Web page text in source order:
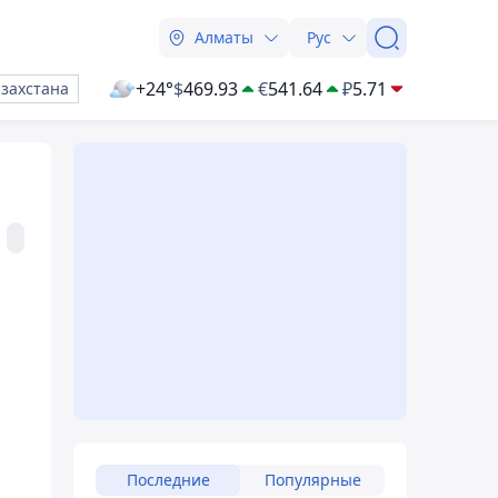
Алматы Рус
+24°$469.93 €541.64 ₽5.71
Последние Популярные